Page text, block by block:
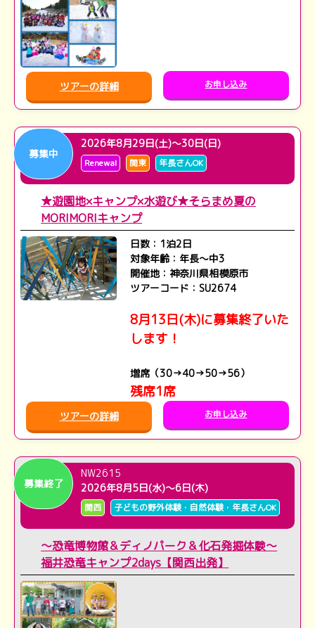
ツアーの詳細 お申し込み
募集中
2026年8月29日(土)～30日(日)
Renewal 関東 年長さんOK
★遊園地×キャンプ×水遊び★そらまめ夏の
MORIMORIキャンプ
日数：1泊2日
対象年齢：年長～中3
開催地：神奈川県相模原市
ツアーコード：SU2674
8月13日(木)に募集終了いた
します！
増席（30→40→50→56）
残席1席
ツアーの詳細 お申し込み
募集終了
NW2615
2026年8月5日(水)～6日(木)
関西 子どもの野外体験・自然体験・年長さんOK
～恐竜博物館＆ディノパーク＆化石発掘体験～
福井恐竜キャンプ2days【関西出発】